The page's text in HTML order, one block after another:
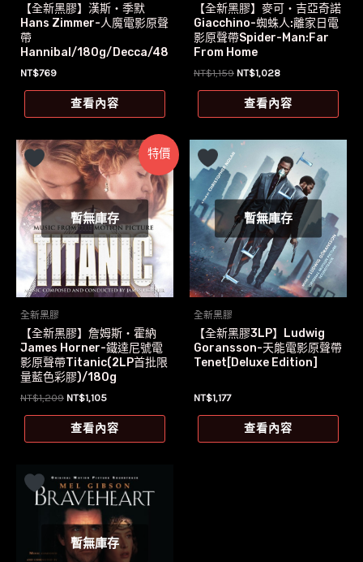
【全新黑膠】漢斯‧季默
Hans Zimmer-人魔電影原聲
帶
Hannibal/180g/Decca/48
3 2130
NT$769
查看內容
【全新黑膠】麥可‧吉亞奇諾
Giacchino-蜘蛛人:離家日電
影原聲帶Spider-Man:Far
From Home
NT$1,159 原
價
格：
NT$1,028目
價
格：
查看內容
特價
暫無庫存
全新黑膠
【全新黑膠】詹姆斯‧霍納
James Horner-鐵達尼號電
影原聲帶Titanic(2LP首批限
量藍色彩膠)/180g
NT$1,209 原
價
格：
NT$1,105目
價
格：
查看內容
暫無庫存
全新黑膠
【全新黑膠3LP】Ludwig
Goransson-天能電影原聲帶
Tenet[Deluxe Edition]
NT$1,177
查看內容
暫無庫存